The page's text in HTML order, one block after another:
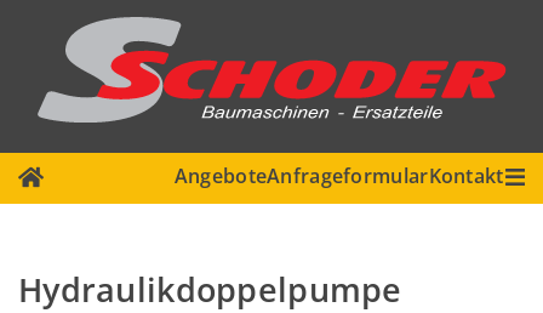
Navigation
überspringen
AngeboteAnfrageformularKontakt
Hydraulikdoppelpumpe